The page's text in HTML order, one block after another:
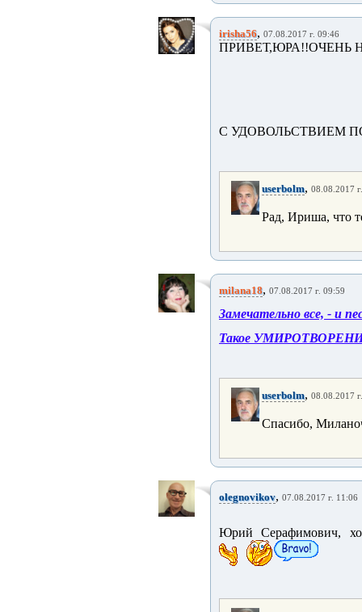
irisha56, 07.08.2017 г. 09:46
ПРИВЕТ,ЮРА!!ОЧЕНЬ
С УДОВОЛЬСТВИЕМ
userbolm, 08.08.2017
Рад, Ириша, что
milana18, 07.08.2017 г. 09:59
Замечательно все, - и
Такое
userbolm, 08.08.2017
Спасибо,
olegnovikov, 07.08.2017 г. 11:06
Юрий Серафимович,